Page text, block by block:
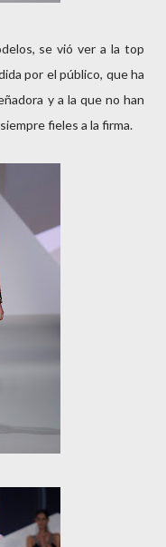
se vió ver a la top
por el público, que ha
y a la que no han
fieles a la firma.